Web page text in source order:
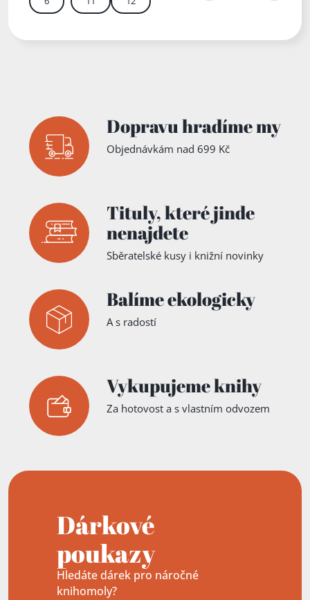
Dopravu hradíme my
Objednávkám nad 699 Kč
Tituly,které jinde
nenajdete
Sběratelské kusy i knižní novinky
Balíme ekologicky
A s radostí
Vykupujeme knihy
Za hotovost a s vlastním odvozem
Dárkové
poukazy
Hledáte dárek pro náročné
knihomoly?